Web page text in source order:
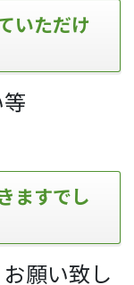
いただけ
ますでし
願い致し